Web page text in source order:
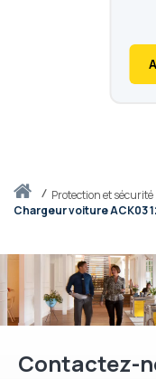
Accueilprotection et sécurité
Chargeur voiture ACK03
Contactez-